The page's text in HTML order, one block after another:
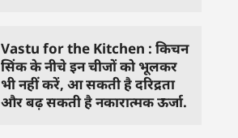
Vastu for the Kitchen : किचन
सिंक के नीचे इन चीजों को भूलकर
भी नहीं करें, आ सकती है दरिद्रता
और बढ़ सकती है नकारात्मक ऊर्जा.